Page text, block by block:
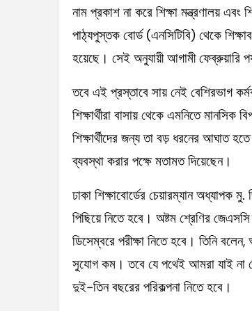
নাম প্রকাশ না করে শিক্ষা মন্ত্রণালয় এবং
পাঠ্যপুস্তক বোর্ড (এনসিটিবি) থেকে
হয়েছে। সেই অনুযায়ী আগামী ফেব্রুয়ারি
তবে এই প্রস্তাবে সায় নেই বেশিরভাগ
শিক্ষার্থীরা বাসায় থেকে এমনিতে
শিক্ষার্থীদের জন্য তা বড় ধরনের আঘাত
ব্যবস্থা করার পক্ষে মতামত দিয়েছেন।
ঢাকা শিক্ষাবোর্ডের চেয়ারম্যান অধ্যাপক
পিছিয়ে নিতে হবে। অষ্টম শ্রেণির
ডিসেম্বরে পরীক্ষা নিতে হবে। তিনি
সুযোগ কম। তবে যে পথেই আমরা যাই না
দুই-তিন বছরের পরিকল্পনা নিতে হবে।